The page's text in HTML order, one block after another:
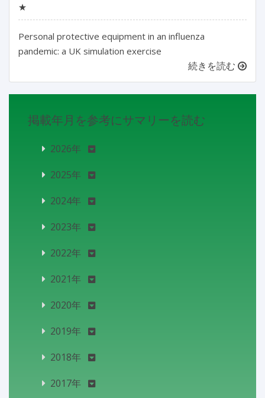
★
Personal protective equipment in an influenza
pandemic: a UK simulation exercise
続きを読む
掲載年月を参考にサマリーを読む
2026年
2025年
2024年
2023年
2022年
2021年
2020年
2019年
2018年
2017年